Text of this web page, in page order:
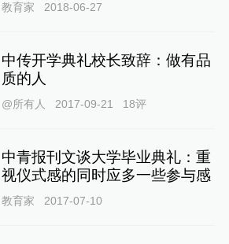
教育家 2018-06-27
中传开学典礼校长致辞：做有品
质的人
@所有人 2017-09-21 18评
中青报刊文谈大学毕业典礼：重
视仪式感的同时应多一些参与感
教育家 2017-07-10